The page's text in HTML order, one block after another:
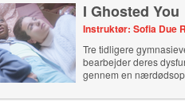
I Ghosted You
Instruktør: Sofia Due
Tre tidligere
bearbejder deres
gennem en